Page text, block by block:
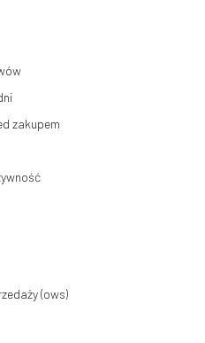
z prawem przetwarzania, którego
cofnięciem. W tym celu możesz
zakupem
(ows)